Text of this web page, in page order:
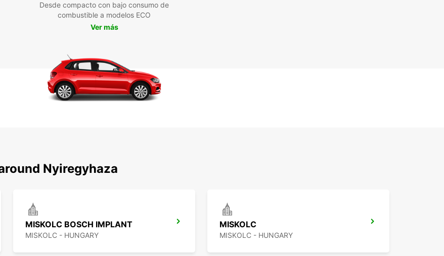
Desde compacto con bajo consumo de
combustible a modelos ECO
Ver más
Nyiregyhaza
MISKOLC BOSCH IMPLANT
MISKOLC - HUNGARY
MISKOLC
MISKOLC - HUNGARY